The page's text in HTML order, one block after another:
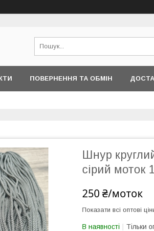
ПОВЕРНЕННЯ ТА ОБМІН
Шнур
сірий моток
250 ₴/моток
Показати всі оптові
В наявності Тільки